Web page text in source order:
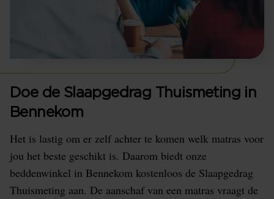
Doe de Slaapgedrag Thuismeting in
Bennekom
Het is lastig om er zelf achter te komen welk matras voor
jou het beste geschikt is. Daarom biedt onze
beddenwinkel in Bennekom kostenloos de Slaapgedrag
Thuismeting aan. De aanschaf van een matras vraagt de